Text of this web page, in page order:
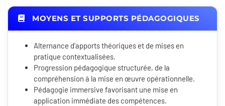
MOYENS ET SUPPORTS PÉDAGOGIQUES
Alternance d'apports théoriques et de mises en
pratique contextualisées.
Progression pédagogique structurée, de la
compréhension à la mise en œuvre opérationnelle.
Pédagogie immersive favorisant une mise en
application immédiate des compétences.